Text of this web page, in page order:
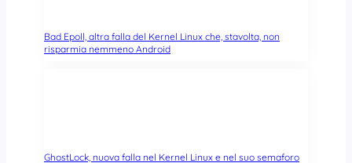
Bad Epoll, altra falla del Kernel Linux che, stavolta, non
risparmia nemmeno Android
GhostLock, nuova falla nel Kernel Linux e nel suo semaforo